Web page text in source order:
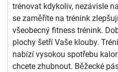
trénovat kdykoliv, nezávisle
se zaměříte na trénink
všeobecný fitness trénink.
plochy šetří Vaše klouby.
nabízí vysokou spotřebu
chcete zhubnout. Běžecké